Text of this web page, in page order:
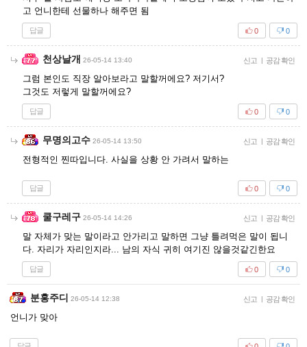
고 언니한테 선물하나 해주면 됨
답글 0
0
천상날개 26-05-14 13:40 신고 | 공감 확인
그럼 본인도 직장 알아보라고 말할꺼에요? 저기서?
그것도 저렇게 말할꺼에요?
답글 0
0
무명의고수 26-05-14 13:50 신고 | 공감 확인
전형적인 찐따입니다. 사실을 상황 안 가려서 말하는
답글 0
0
쿨구레구 26-05-14 14:26 신고 | 공감 확인
말 자체가 맞는 말이라고 안가리고 말하면 그냥 틀려먹은 말이 됩니
다. 자리가 자리인지라... 남의 자식 귀히 여기진 않을것같긴한요
답글 0
0
분홍주디 26-05-14 12:38 신고 | 공감 확인
언니가 맞아